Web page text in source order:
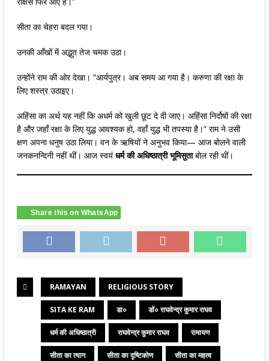
सीता का चेहरा बदल गया।
उनकी आँखों में अद्भुत तेज चमक उठा।
उन्होंने राम की ओर देखा। “आर्यपुत्र। अब समय आ गया है। करुणा की रक्षा के
लिए शस्त्र उठाइए।
अहिंसा का अर्थ यह नहीं कि अधर्म को खुली छूट दे दी जाए। अहिंसा निर्दोषों की रक्षा
है और जहाँ रक्षा के लिए युद्ध आवश्यक हो, वहाँ युद्ध भी तपस्या है।” राम ने उसी
क्षण अपना धनुष उठा लिया। वन के ऋषियों ने अनुभव किया— आज बोलने वाली
जनकनन्दिनी नहीं थीं। आज स्वयं धर्म की अधिष्ठात्री भूमिसुताबोल रही थीं।
Share this on WhatsApp
RAMAYAN RELIGIOUS STORY
SITA KE RAM डा० डॉ० राघवेन्द्र कुमार राघव
धर्म की अधिष्ठात्री राघवेन्द्र कुमार राघव रामायण
सीता का त्याग सीता का दृष्टिकोण सीता का महत्व